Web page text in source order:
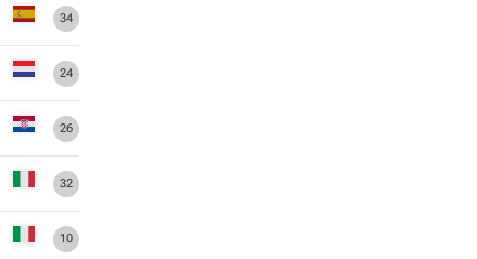
34
24
26
32
10